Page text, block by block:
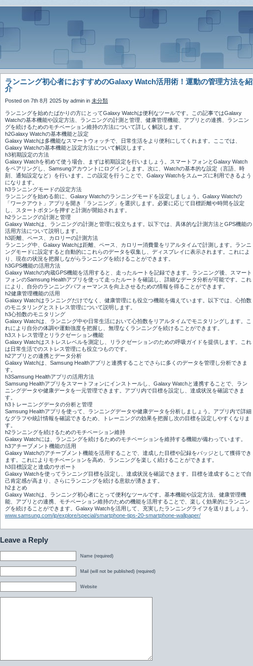
ランニング初心者におすすめのGalaxy Watch活用術！運動の管理方法を紹
介
Posted on 7th 8月 2025 by admin in 未分類
ランニングを始めたばかりの方にとってGalaxy Watchは便利なツールです。この記事ではGalaxy
Watchの基本機能や設定方法、ランニングの計測と管理、健康管理機能、アプリとの連携、ランニン
グを続けるためのモチベーション維持の方法について詳しく解説します。
h2Galaxy Watchの基本機能と設定
Galaxy Watchは多機能なスマートウォッチで、日常生活をより便利にしてくれます。ここでは、
Galaxy Watchの基本機能と設定方法について解説します。
h3初期設定の方法
Galaxy Watchを初めて使う場合、まずは初期設定を行いましょう。スマートフォンとGalaxy Watch
をペアリングし、Samsungアカウントにログインします。次に、Watchの基本的な設定（言語、時
刻、通知設定など）を行います。この設定を行うことで、Galaxy Watchをスムーズに利用できるよう
になります。
h3ランニングモードの設定方法
ランニングを始める前に、Galaxy Watchのランニングモードを設定しましょう。Galaxy Watchの
「ワークアウト」アプリを開き「ランニング」を選択します。必要に応じて目標距離や時間を設定
し、スタートボタンを押すと計測が開始されます。
h2ランニングの計測と管理
Galaxy Watchは、ランニングの計測と管理に役立ちます。以下では、具体的な計測方法とGPS機能の
活用方法について説明します。
h3距離、ペース、カロリーの計測方法
ランニング中、Galaxy Watchは距離、ペース、カロリー消費量をリアルタイムで計測します。ランニ
ングモードに設定すると自動的にこれらのデータを収集し、ディスプレイに表示されます。これによ
り、現在の状況を把握しながらランニングを続けることができます。
h3GPS機能の活用方法
Galaxy Watchの内蔵GPS機能を活用すると、走ったルートを記録できます。ランニング後、スマート
フォンのSamsung Healthアプリを使って走ったルートを確認し、詳細なデータ分析が可能です。これ
により、自分のランニングパフォーマンスを向上させるための情報を得ることができます。
h2健康管理機能の活用
Galaxy Watchはランニングだけでなく、健康管理にも役立つ機能を備えています。以下では、心拍数
のモニタリングとストレス管理について説明します。
h3心拍数のモニタリング
Galaxy Watchは、ランニング中や日常生活において心拍数をリアルタイムでモニタリングします。こ
れにより自分の体調や運動強度を把握し、無理なくランニングを続けることができます。
h3ストレス管理とリラクゼーション機能
Galaxy Watchはストレスレベルを測定し、リラクゼーションのための呼吸ガイドを提供します。これ
は日常生活でのストレス管理にも役立つものです。
h2アプリとの連携とデータ分析
Galaxy Watchは、Samsung Healthアプリと連携することでさらに多くのデータを管理し分析できま
す。
h3Samsung Healthアプリの活用方法
Samsung Healthアプリをスマートフォンにインストールし、Galaxy Watchと連携することで、ラン
ニングデータや健康データを一元管理できます。アプリ内で目標を設定し、達成状況を確認できま
す。
h3トレーニングデータの分析と管理
Samsung Healthアプリを使って、ランニングデータや健康データを分析しましょう。アプリ内で詳細
なグラフや統計情報を確認できるため、トレーニングの効果を把握し次の目標を設定しやすくなりま
す。
h2ランニングを続けるためのモチベーション維持
Galaxy Watchには、ランニングを続けるためのモチベーションを維持する機能が備わっています。
h3アチーブメント機能の活用
Galaxy Watchのアチーブメント機能を活用することで、達成した目標や記録をバッジとして獲得でき
ます。これによりモチベーションを高め、ランニングを楽しく続けることができます。
h3目標設定と達成のサポート
Galaxy Watchを使ってランニング目標を設定し、達成状況を確認できます。目標を達成することで自
己肯定感が高まり、さらにランニングを続ける意欲が湧きます。
h2まとめ
Galaxy Watchは、ランニング初心者にとって便利なツールです。基本機能や設定方法、健康管理機
能、アプリとの連携、モチベーション維持のための機能を活用することで、楽しく効果的にランニン
グを続けることができます。Galaxy Watchを活用して、充実したランニングライフを送りましょう。
www.samsung.com/jp/explore/special/smartphone-tips-20-smartphone-wallpaper/
Leave a Reply
Name (required)
Mail (will not be published) (required)
Website